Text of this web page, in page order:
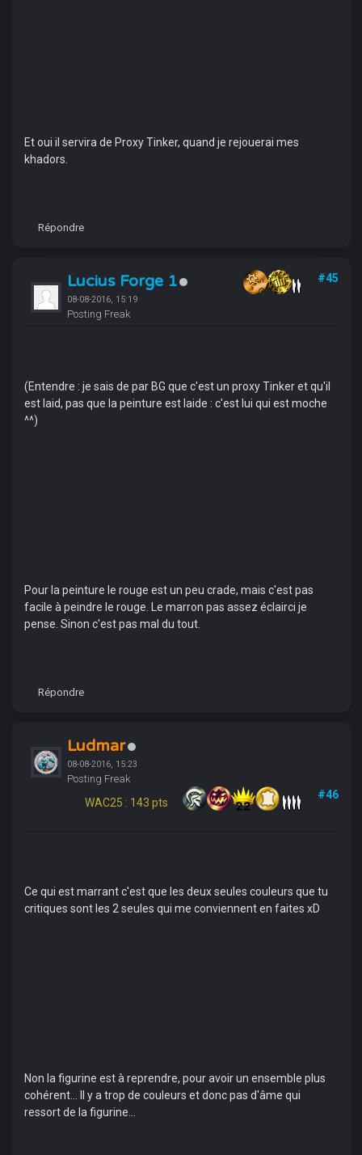
Et oui il servira de Proxy Tinker, quand je rejouerai mes
khadors.
Répondre
Lucius Forge 1
08-08-2016, 15:19
Posting Freak
#45
(Entendre : je sais de par BG que c'est un proxy Tinker et qu'il
est laid, pas que la peinture est laide : c'est lui qui est moche
^^)
Pour la peinture le rouge est un peu crade, mais c'est pas
facile à peindre le rouge. Le marron pas assez éclairci je
pense. Sinon c'est pas mal du tout.
Répondre
Ludmar
08-08-2016, 15:23
Posting Freak
WAC25 : 143 pts
#46
Ce qui est marrant c'est que les deux seules couleurs que tu
critiques sont les 2 seules qui me conviennent en faites xD
Non la figurine est à reprendre, pour avoir un ensemble plus
cohérent... Il y a trop de couleurs et donc pas d'âme qui
ressort de la figurine...